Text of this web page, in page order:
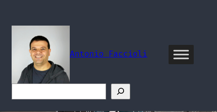
Antonio Faccioli